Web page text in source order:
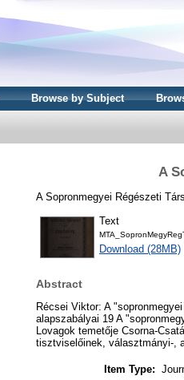
Browse by Subject
A
A Sopronmegyei Régészeti
Text
Download (28MB)
Abstract
Récsei Viktor: A
alapszabályai 19 A
Lovagok temetője Csorna-
tisztviselőinek, választmányi-,
Item Type: